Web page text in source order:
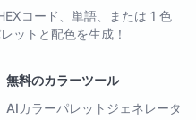
コード、単語、または 1 色
ットと配色を生成！
無料のカラーツール
AIカラーパレットジェネレータ